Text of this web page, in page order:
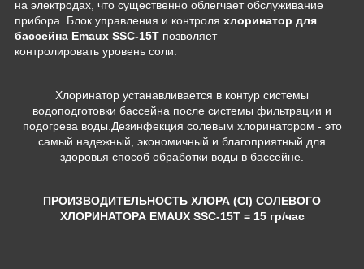
на электродах, что существенно облегчает обслуживание
прибора. Блок управления и контроля хлоринатор для
бассейна Emaux SSC-15T позволяет
контролировать уровень соли.
Хлоринатор устанавливается в контур системы
водоподготовки бассейна после системы фильтрации и
подогрева воды.Дезинфекция солевым хлоринатором - это
самый надежный, экономичный и благоприятный для
здоровья способ обработки воды в бассейне.
ПРОИЗВОДИТЕЛЬНОСТЬ ХЛОРА (Cl) СОЛЕВОГО
ХЛОРИНАТОРА EMAUX SSC-15T = 15 гр/час